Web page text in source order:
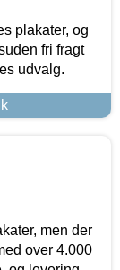
plakater, og
fri fragt
udvalg.
men der
over 4.000